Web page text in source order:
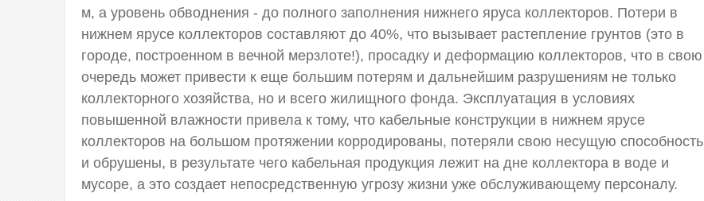
м, а уровень обводнения - до полного заполнения нижнего яруса коллекторов. Потери в
нижнем ярусе коллекторов составляют до 40%, что вызывает растепление грунтов (это в
городе, построенном в вечной мерзлоте!), просадку и деформацию коллекторов, что в свою
очередь может привести к еще большим потерям и дальнейшим разрушениям не только
коллекторного хозяйства, но и всего жилищного фонда. Эксплуатация в условиях
повышенной влажности привела к тому, что кабельные конструкции в нижнем ярусе
коллекторов на большом протяжении корродированы, потеряли свою несущую способность
и обрушены, в результате чего кабельная продукция лежит на дне коллектора в воде и
мусоре, а это создает непосредственную угрозу жизни уже обслуживающему персоналу.